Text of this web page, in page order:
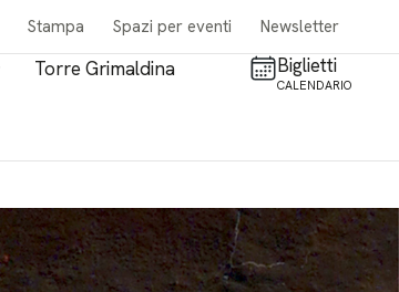
Stampa Spazi per eventi Newsletter
Torre Grimaldina Biglietti
CALENDARIO